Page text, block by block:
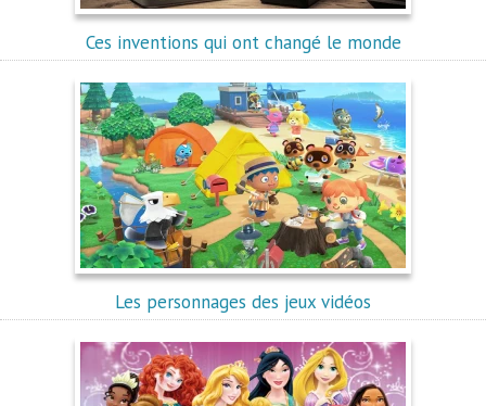
Ces inventions qui ont changé le monde
Les personnages des jeux vidéos